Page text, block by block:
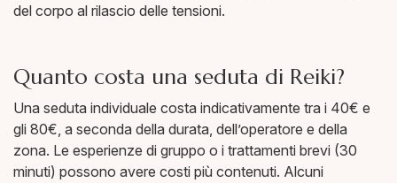
del corpo al rilascio delle tensioni.
Quanto costa una seduta di Reiki?
Una seduta individuale costa indicativamente tra i 40€ e
gli 80€, a seconda della durata, dell’operatore e della
zona. Le esperienze di gruppo o i trattamenti brevi (30
minuti) possono avere costi più contenuti. Alcuni